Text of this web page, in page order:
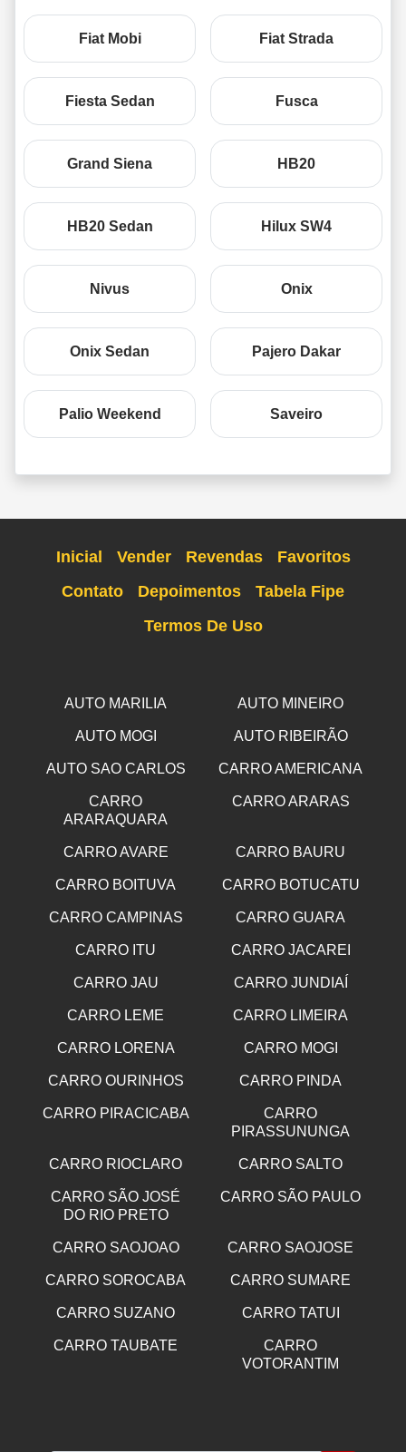
Fiat Mobi Fiat Strada
Fiesta Sedan Fusca
Grand Siena HB20
HB20 Sedan Hilux SW4
Nivus Onix
Onix Sedan Pajero Dakar
Palio Weekend Saveiro
Inicial Vender Revendas
Favoritos
Contato
Depoimentos
Tabela Fipe
Termos De Uso
AUTO MARILIA AUTO MINEIRO
AUTO MOGI AUTO RIBEIRÃO
AUTO SAO CARLOS CARRO AMERICANA
CARRO
ARARAQUARA
CARRO ARARAS
CARRO AVARE CARRO BAURU
CARRO BOITUVA CARRO BOTUCATU
CARRO CAMPINAS CARRO GUARA
CARRO ITU CARRO JACAREI
CARRO JAU CARRO JUNDIAÍ
CARRO LEME CARRO LIMEIRA
CARRO LORENA CARRO MOGI
CARRO OURINHOS CARRO PINDA
CARRO PIRACICABA
CARRO
PIRASSUNUNGA
CARRO RIOCLARO CARRO SALTO
CARRO SÃO JOSÉ
DO RIO PRETO
CARRO SÃO PAULO
CARRO SAOJOAO CARRO SAOJOSE
CARRO SOROCABA CARRO SUMARE
CARRO SUZANO CARRO TATUI
CARRO TAUBATE
CARRO
VOTORANTIM